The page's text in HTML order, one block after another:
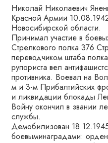
Николай Николаевич
Красной Армии
Новосибирской области.
Принимал участие в
Стрелкового полка 376
переводчиком штаба
рупориста вел
противника. Воевал на
м и 3-м Прибалтийских
и ликвидации блокады
Войну окончил в звании
службы.
Демобилизован
боевыминаградами: